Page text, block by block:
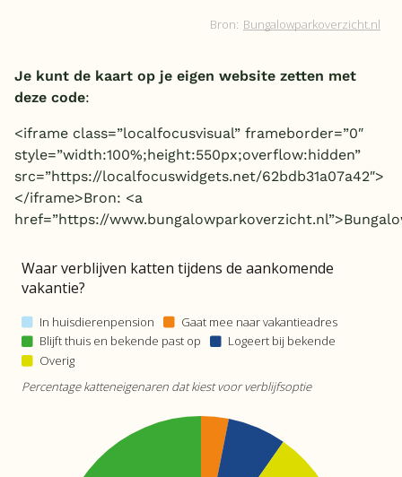
Je kunt de kaart op je eigen website zetten met
deze code:
<iframe class=”localfocusvisual” frameborder=”0″
style=”width:100%;height:550px;overflow:hidden”
src=”https://localfocuswidgets.net/62bdb31a07a42″>
</iframe>Bron: <a
href=”https://